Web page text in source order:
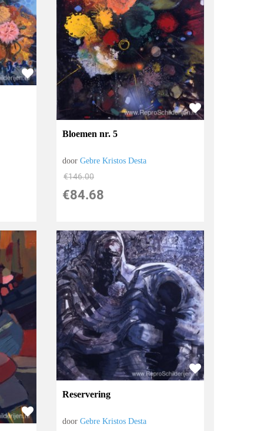
Bloemen nr. 5
doorGebre Kristos Desta
€146.00
€84.68
Reservering
doorGebre Kristos Desta